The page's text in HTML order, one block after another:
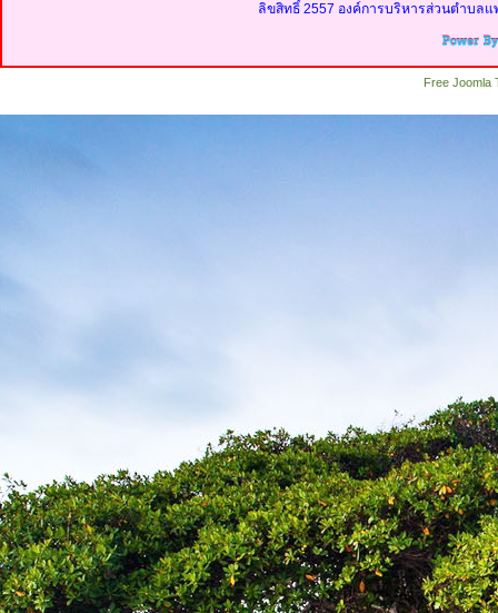
ลิขสิทธิ์ 2557 องค์การบริหารส่วนตำบล
Free Joomla